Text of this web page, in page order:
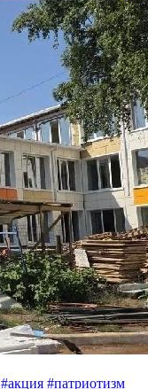
#акция #патриотизм